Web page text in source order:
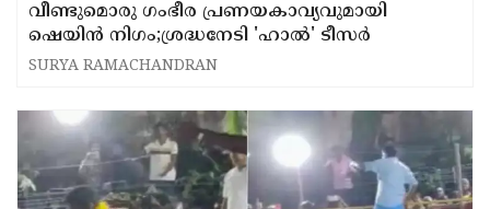
വീണ്ടുമൊരു ഗംഭീര പ്രണയകാവ്യവുമായി
ഷെയിൻ നിഗം;ശ്രദ്ധനേടി 'ഹാൽ' ടീസർ
SURYA RAMACHANDRAN